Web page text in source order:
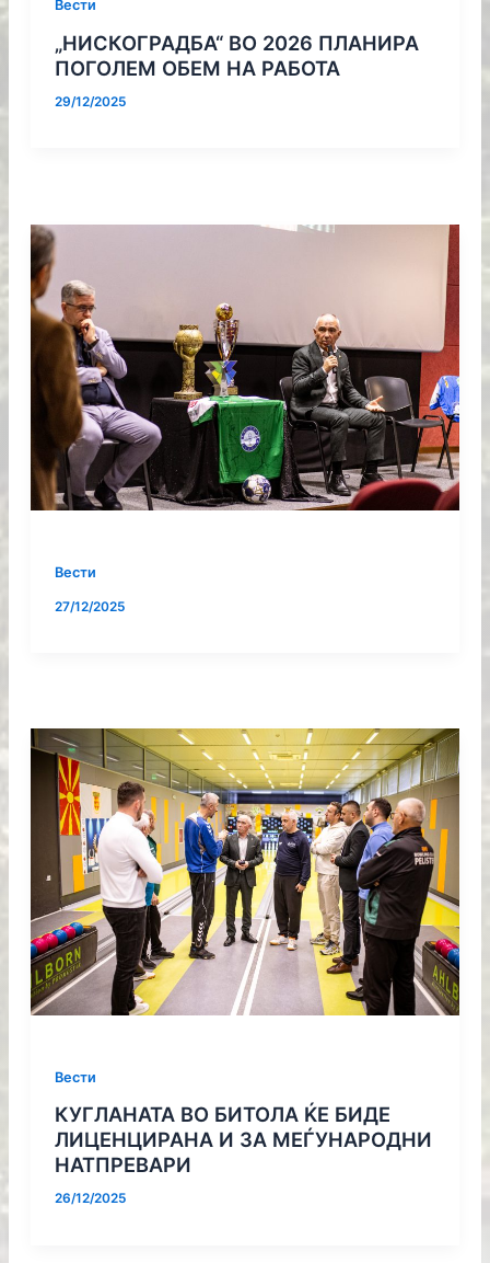
Вести
„НИСКОГРАДБА“ ВО 2026 ПЛАНИРА
ПОГОЛЕМ ОБЕМ НА РАБОТА
29/12/2025
Вести
27/12/2025
Вести
КУГЛАНАТА ВО БИТОЛА ЌЕ БИДЕ
ЛИЦЕНЦИРАНА И ЗА МЕЃУНАРОДНИ
НАТПРЕВАРИ
26/12/2025